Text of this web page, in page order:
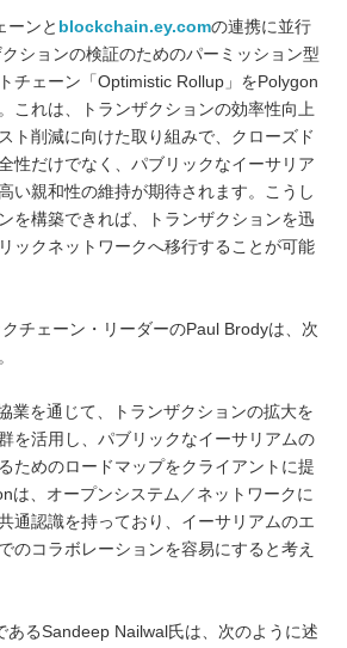
ーンと blockchain.ey.comの連携に並行
ションの検証のためのパーミッション型
チェーン「Optimistic Rollup」をPolygon
これは、トランザクションの効率性向上
ト削減に向けた取り組みで、クローズド
性だけでなく、パブリックなイーサリア
い親和性の維持が期待されます。こうし
を構築できれば、トランザクションを迅
ックネットワークへ移行することが可能
チェーン・リーダーのPaul Brodyは、次
業を通じて、トランザクションの拡大を
を活用し、パブリックなイーサリアムの
ためのロードマップをクライアントに提
は、オープンシステム／ネットワークに
通認識を持っており、イーサリアムのエ
のコラボレーションを容易にすると考え
あるSandeep Nailwal氏は、次のように述